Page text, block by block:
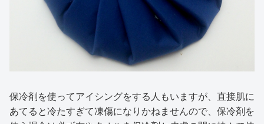
保冷剤を使ってアイシングをする人もいますが、直接肌に
あてると冷たすぎて凍傷になりかねませんので、保冷剤を